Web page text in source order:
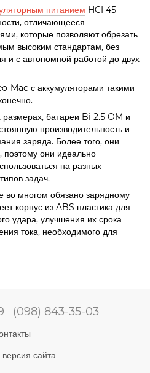
питанием HCI 45
отличающееся
которые позволяют обрезать
высоким стандартам, без
и с автономной работой до двух
Mac с аккумуляторами такими
размерах, батареи Bi 2.5 OM и
производительность и
заряда. Более того, они
они идеально
на разных
задач.
во многом обязано зарядному
корпус из ABS пластика для
удара, улучшения их срока
тока, необходимого для
(098) 843-35-03
сайта